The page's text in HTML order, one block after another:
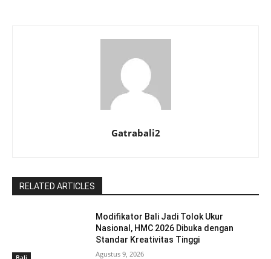
Gatrabali2
RELATED ARTICLES
Bali
Modifikator Bali Jadi Tolok Ukur
Nasional, HMC 2026 Dibuka dengan
Standar Kreativitas Tinggi
Agustus 9, 2026